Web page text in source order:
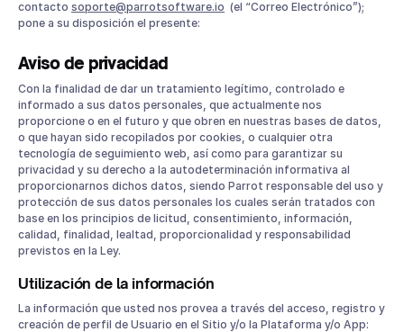
contacto soporte@parrotsoftware.io (el “Correo Electrónico”);
pone a su disposición el presente:
Aviso de privacidad
Con la finalidad de dar un tratamiento legítimo, controlado e
informado a sus datos personales, que actualmente nos
proporcione o en el futuro y que obren en nuestras bases de datos,
o que hayan sido recopilados por cookies, o cualquier otra
tecnología de seguimiento web, así como para garantizar su
privacidad y su derecho a la autodeterminación informativa al
proporcionarnos dichos datos, siendo Parrot responsable del uso y
protección de sus datos personales los cuales serán tratados con
base en los principios de licitud, consentimiento, información,
calidad, finalidad, lealtad, proporcionalidad y responsabilidad
previstos en la Ley.
Utilización de la información
La información que usted nos provea a través del acceso, registro y
creación de perfil de Usuario en el Sitio y/o la Plataforma y/o App: